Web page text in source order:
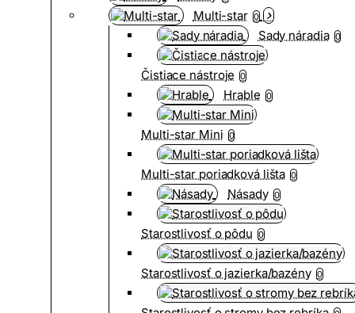
Multi-star 0
Sady náradia 0
Čistiace nástroje 0
Hrable 0
Multi-star Mini 0
Multi-star poriadková lišta 0
Násady 0
Starostlivosť o pôdu 0
Starostlivosť o jazierka/bazény 0